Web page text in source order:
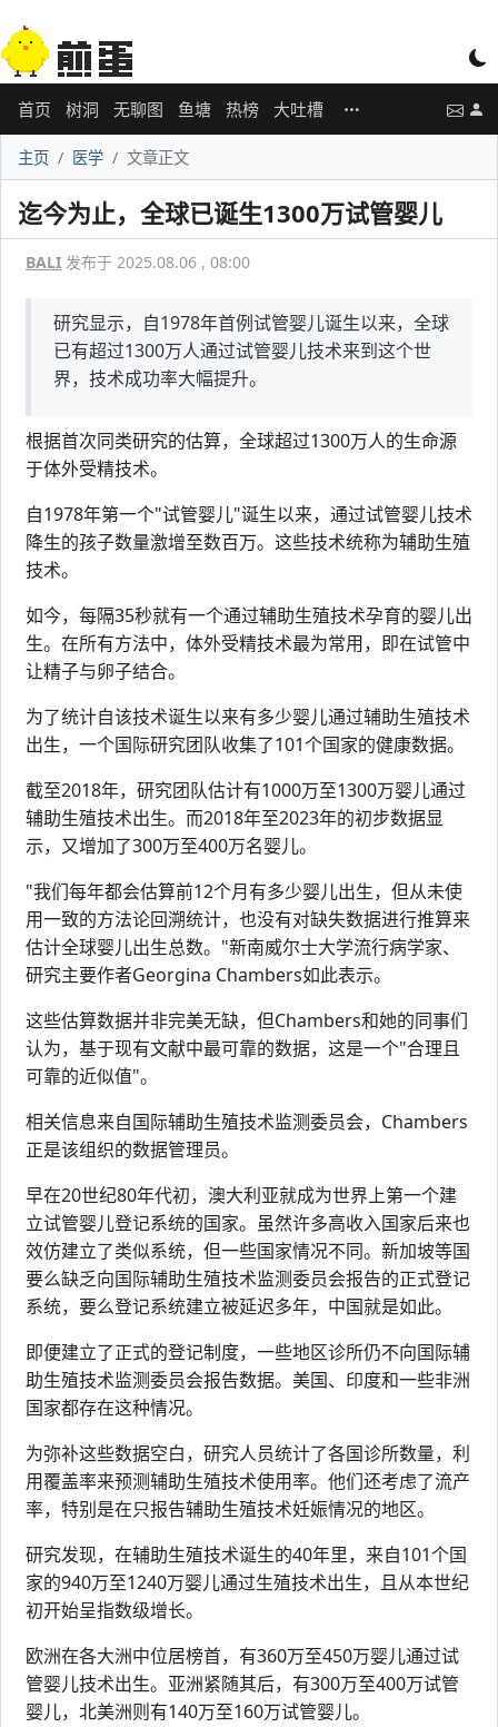
首页 树洞 无聊图 鱼塘 热榜 大吐槽
主页 医学 文章正文
迄今为止，全球已诞生1300万试管婴儿
BALI 发布于 2025.08.06 , 08:00
研究显示，自1978年首例试管婴儿诞生以来，全球
已有超过1300万人通过试管婴儿技术来到这个世
界，技术成功率大幅提升。
根据首次同类研究的估算，全球超过1300万人的生命源
于体外受精技术。
自1978年第一个"试管婴儿"诞生以来，通过试管婴儿技术
降生的孩子数量激增至数百万。这些技术统称为辅助生殖
技术。
如今，每隔35秒就有一个通过辅助生殖技术孕育的婴儿出
生。在所有方法中，体外受精技术最为常用，即在试管中
让精子与卵子结合。
为了统计自该技术诞生以来有多少婴儿通过辅助生殖技术
出生，一个国际研究团队收集了101个国家的健康数据。
截至2018年，研究团队估计有1000万至1300万婴儿通过
辅助生殖技术出生。而2018年至2023年的初步数据显
示，又增加了300万至400万名婴儿。
"我们每年都会估算前12个月有多少婴儿出生，但从未使
用一致的方法论回溯统计，也没有对缺失数据进行推算来
估计全球婴儿出生总数。"新南威尔士大学流行病学家、
研究主要作者Georgina Chambers如此表示。
这些估算数据并非完美无缺，但Chambers和她的同事们
认为，基于现有文献中最可靠的数据，这是一个"合理且
可靠的近似值"。
相关信息来自国际辅助生殖技术监测委员会，Chambers
正是该组织的数据管理员。
早在20世纪80年代初，澳大利亚就成为世界上第一个建
立试管婴儿登记系统的国家。虽然许多高收入国家后来也
效仿建立了类似系统，但一些国家情况不同。新加坡等国
要么缺乏向国际辅助生殖技术监测委员会报告的正式登记
系统，要么登记系统建立被延迟多年，中国就是如此。
即便建立了正式的登记制度，一些地区诊所仍不向国际辅
助生殖技术监测委员会报告数据。美国、印度和一些非洲
国家都存在这种情况。
为弥补这些数据空白，研究人员统计了各国诊所数量，利
用覆盖率来预测辅助生殖技术使用率。他们还考虑了流产
率，特别是在只报告辅助生殖技术妊娠情况的地区。
研究发现，在辅助生殖技术诞生的40年里，来自101个国
家的940万至1240万婴儿通过生殖技术出生，且从本世纪
初开始呈指数级增长。
欧洲在各大洲中位居榜首，有360万至450万婴儿通过试
管婴儿技术出生。亚洲紧随其后，有300万至400万试管
婴儿，北美洲则有140万至160万试管婴儿。